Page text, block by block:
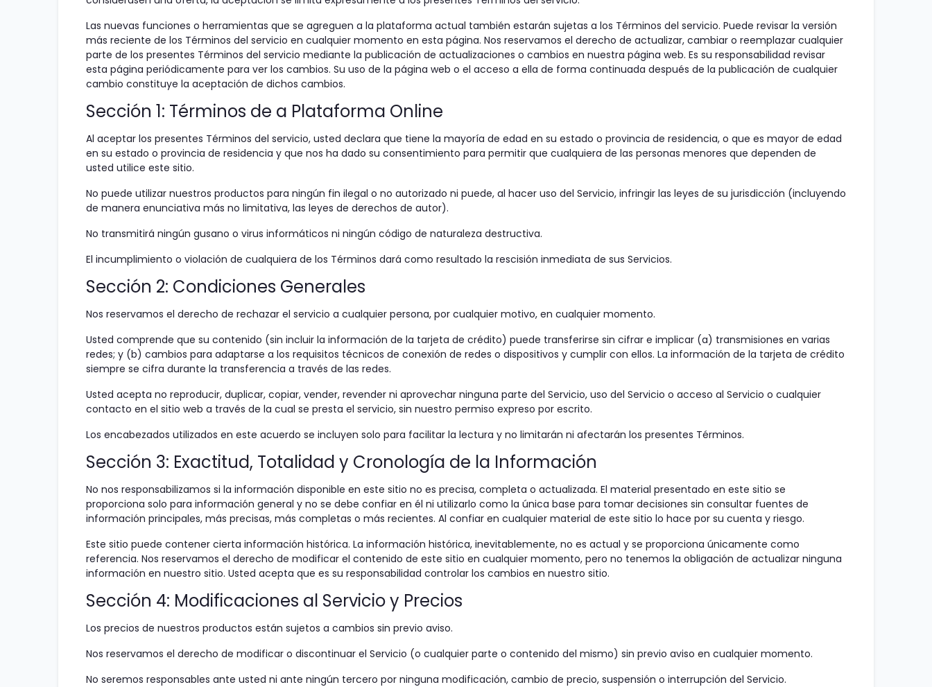
Las nuevas funciones o herramientas que se agreguen a la plataforma actual también estarán sujetas a los Términos del servicio. Puede revisar la versión
más reciente de los Términos del servicio en cualquier momento en esta página. Nos reservamos el derecho de actualizar, cambiar o reemplazar cualquier
parte de los presentes Términos del servicio mediante la publicación de actualizaciones o cambios en nuestra página web. Es su responsabilidad revisar
esta página periódicamente para ver los cambios. Su uso de la página web o el acceso a ella de forma continuada después de la publicación de cualquier
cambio constituye la aceptación de dichos cambios.
Sección 1: Términos de a Plataforma Online
Al aceptar los presentes Términos del servicio, usted declara que tiene la mayoría de edad en su estado o provincia de residencia, o que es mayor de edad
en su estado o provincia de residencia y que nos ha dado su consentimiento para permitir que cualquiera de las personas menores que dependen de
usted utilice este sitio.
No puede utilizar nuestros productos para ningún fin ilegal o no autorizado ni puede, al hacer uso del Servicio, infringir las leyes de su jurisdicción (incluyendo
de manera enunciativa más no limitativa, las leyes de derechos de autor).
No transmitirá ningún gusano o virus informáticos ni ningún código de naturaleza destructiva.
El incumplimiento o violación de cualquiera de los Términos dará como resultado la rescisión inmediata de sus Servicios.
Sección 2: Condiciones Generales
Nos reservamos el derecho de rechazar el servicio a cualquier persona, por cualquier motivo, en cualquier momento.
Usted comprende que su contenido (sin incluir la información de la tarjeta de crédito) puede transferirse sin cifrar e implicar (a) transmisiones en varias
redes; y (b) cambios para adaptarse a los requisitos técnicos de conexión de redes o dispositivos y cumplir con ellos. La información de la tarjeta de crédito
siempre se cifra durante la transferencia a través de las redes.
Usted acepta no reproducir, duplicar, copiar, vender, revender ni aprovechar ninguna parte del Servicio, uso del Servicio o acceso al Servicio o cualquier
contacto en el sitio web a través de la cual se presta el servicio, sin nuestro permiso expreso por escrito.
Los encabezados utilizados en este acuerdo se incluyen solo para facilitar la lectura y no limitarán ni afectarán los presentes Términos.
Sección 3: Exactitud, Totalidad y Cronología de la Información
No nos responsabilizamos si la información disponible en este sitio no es precisa, completa o actualizada. El material presentado en este sitio se
proporciona solo para información general y no se debe confiar en él ni utilizarlo como la única base para tomar decisiones sin consultar fuentes de
información principales, más precisas, más completas o más recientes. Al confiar en cualquier material de este sitio lo hace por su cuenta y riesgo.
Este sitio puede contener cierta información histórica. La información histórica, inevitablemente, no es actual y se proporciona únicamente como
referencia. Nos reservamos el derecho de modificar el contenido de este sitio en cualquier momento, pero no tenemos la obligación de actualizar ninguna
información en nuestro sitio. Usted acepta que es su responsabilidad controlar los cambios en nuestro sitio.
Sección 4: Modificaciones al Servicio y Precios
Los precios de nuestros productos están sujetos a cambios sin previo aviso.
Nos reservamos el derecho de modificar o discontinuar el Servicio (o cualquier parte o contenido del mismo) sin previo aviso en cualquier momento.
No seremos responsables ante usted ni ante ningún tercero por ninguna modificación, cambio de precio, suspensión o interrupción del Servicio.